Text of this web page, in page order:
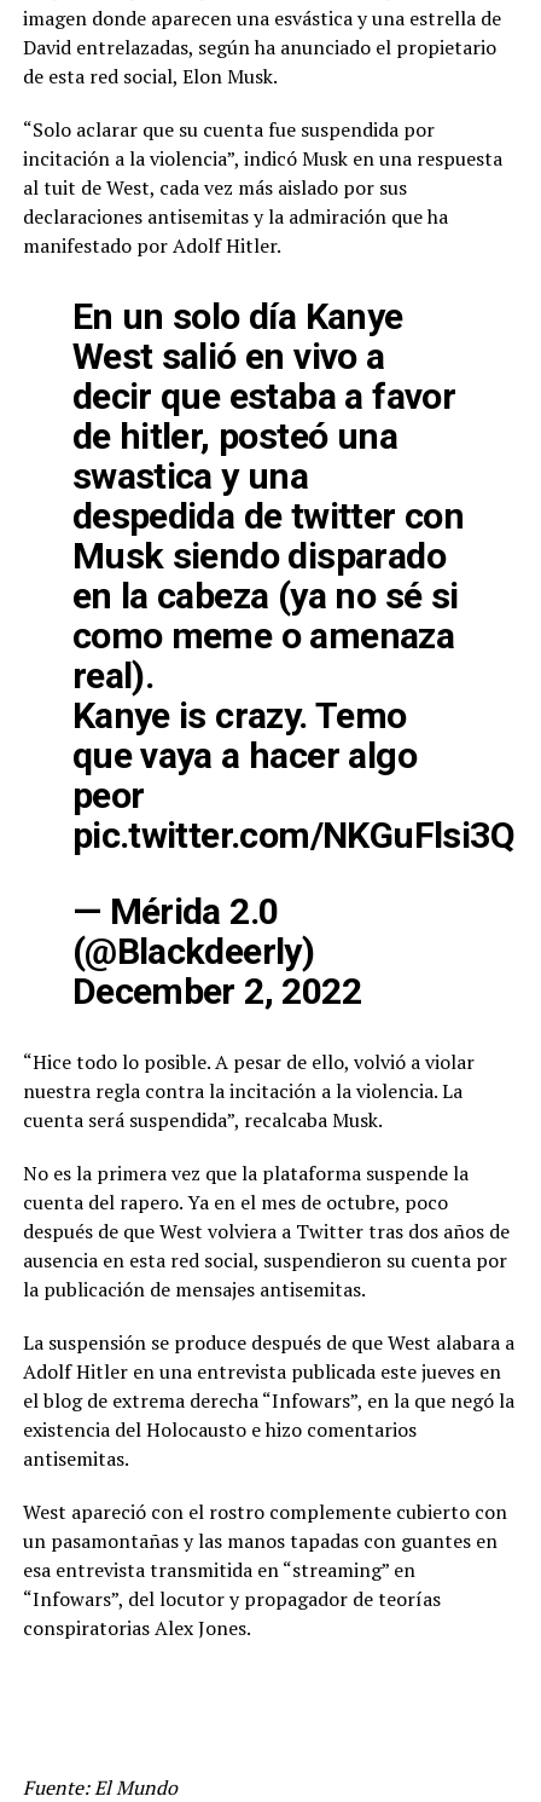
imagen donde aparecen una esvástica y una estrella de
David entrelazadas, según ha anunciado el propietario
de esta red social, Elon Musk.
“Solo aclarar que su cuenta fue suspendida por
incitación a la violencia”, indicó Musk en una respuesta
al tuit de West, cada vez más aislado por sus
declaraciones antisemitas y la admiración que ha
manifestado por Adolf Hitler.
En un solo día Kanye
West salió en vivo a
decir que estaba a favor
de hitler, posteó una
swastica y una
despedida de twitter con
Musk siendo disparado
en la cabeza (ya no sé si
como meme o amenaza
real).
Kanye is crazy. Temo
que vaya a hacer algo
peor
pic.twitter.com/NKGuFlsi3Q
— Mérida 2.0
(@Blackdeerly)
December 2, 2022
“Hice todo lo posible. A pesar de ello, volvió a violar
nuestra regla contra la incitación a la violencia. La
cuenta será suspendida”, recalcaba Musk.
No es la primera vez que la plataforma suspende la
cuenta del rapero. Ya en el mes de octubre, poco
después de que West volviera a Twitter tras dos años de
ausencia en esta red social, suspendieron su cuenta por
la publicación de mensajes antisemitas.
La suspensión se produce después de que West alabara a
Adolf Hitler en una entrevista publicada este jueves en
el blog de extrema derecha “Infowars”, en la que negó la
existencia del Holocausto e hizo comentarios
antisemitas.
West apareció con el rostro complemente cubierto con
un pasamontañas y las manos tapadas con guantes en
esa entrevista transmitida en “streaming” en
“Infowars”, del locutor y propagador de teorías
conspiratorias Alex Jones.
Fuente: El Mundo